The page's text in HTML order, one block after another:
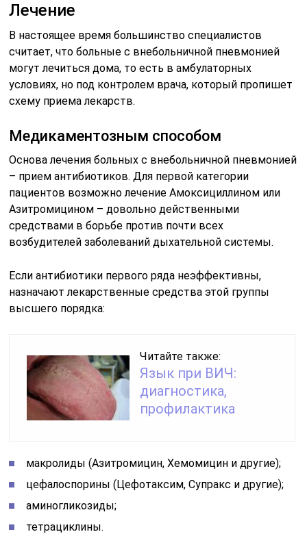
Лечение
В настоящее время большинство специалистов
считает, что больные с внебольничной пневмонией
могут лечиться дома, то есть в амбулаторных
условиях, но под контролем врача, который пропишет
схему приема лекарств.
Медикаментозным способом
Основа лечения больных с внебольничной пневмонией
– прием антибиотиков. Для первой категории
пациентов возможно лечение Амоксициллином или
Азитромицином – довольно действенными
средствами в борьбе против почти всех
возбудителей заболеваний дыхательной системы.
Если антибиотики первого ряда неэффективны,
назначают лекарственные средства этой группы
высшего порядка:
Читайте также:
Язык при ВИЧ:
диагностика,
профилактика
макролиды (Азитромицин, Хемомицин и другие);
цефалоспорины (Цефотаксим, Супракс и другие);
аминогликозиды;
тетрациклины.